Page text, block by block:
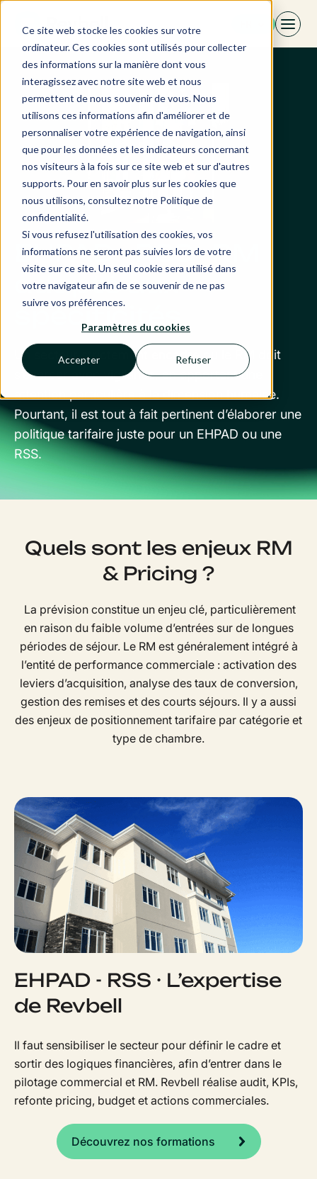
Ce site web stocke les cookies sur votre
ordinateur. Ces cookies sont utilisés pour collecter
des informations sur la manière dont vous
interagissez avec notre site web et nous
permettent de nous souvenir de vous. Nous
utilisons ces informations afin d'améliorer et de
personnaliser votre expérience de navigation, ainsi
que pour les données et les indicateurs concernant
nos visiteurs à la fois sur ce site web et sur d'autres
supports. Pour en savoir plus sur les cookies que
nous utilisons, consultez notre Politique de
confidentialité.
Si vous refusez l'utilisation des cookies, vos
informations ne seront pas suivies lors de votre
visite sur ce site. Un seul cookie sera utilisé dans
votre navigateur afin de se souvenir de ne pas
suivre vos préférences.
Paramètres du cookies
Accepter Refuser
Aller
contenu
EHPAD - RSS · RM
adapté aux
spécificités
Un secteur strictement encadré où le RM doit
s’exercer avec vigilance, en apportant une
attention particulière à la dimension humaine.
Pourtant, il est tout à fait pertinent d’élaborer une
politique tarifaire juste pour un EHPAD ou une
RSS.
Quels sont les enjeux RM
& Pricing ?
La prévision constitue un enjeu clé, particulièrement
en raison du faible volume d’entrées sur de longues
périodes de séjour. Le RM est généralement intégré à
l’entité de performance commerciale : activation des
leviers d’acquisition, analyse des taux de conversion,
gestion des remises et des courts séjours. Il y a aussi
des enjeux de positionnement tarifaire par catégorie et
type de chambre.
EHPAD - RSS · L’expertise
de Revbell
Il faut sensibiliser le secteur pour définir le cadre et
sortir des logiques financières, afin d’entrer dans le
pilotage commercial et RM. Revbell réalise audit, KPIs,
refonte pricing, budget et actions commerciales.
Découvrez nos formations